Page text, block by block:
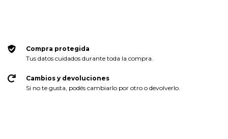
Compra protegida
Tus datos cuidados durante toda la compra.
Cambios y devoluciones
Si no te gusta, podés cambiarlo por otro o devolverlo.